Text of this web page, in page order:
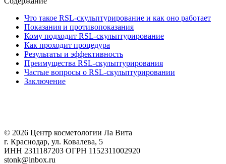
Что такое RSL-скульптурирование и как оно работает
Показания и противопоказания
Кому подходит RSL-скульптурирование
Как проходит процедура
Результаты и эффективность
Преимущества RSL-скульптурирования
Частые вопросы о RSL-скульптурировании
Заключение
© 2026 Центр косметологии Ла Вита
г. Краснодар, ул. Ковалева, 5
ИНН 2311187203 ОГРН 1152311002920
stonk@inbox.ru